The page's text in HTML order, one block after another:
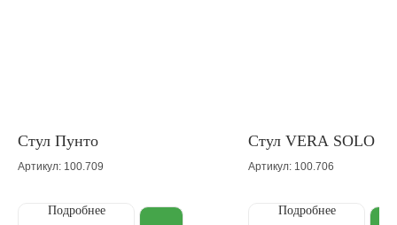
Стул Пунто
Артикул: 100.709
Подробнее
Cтул VERA SOLO
Артикул: 100.706
Подробнее